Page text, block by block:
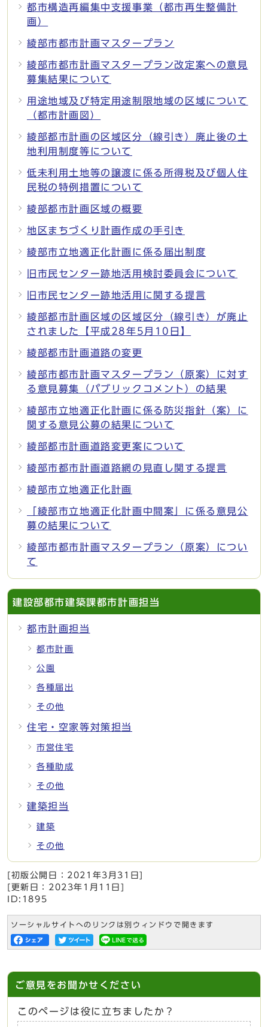
都市構造再編集中支援事業（都市再生整備計
画）
綾部市都市計画マスタープラン
綾部市都市計画マスタープラン改定案への意見
募集結果について
用途地域及び特定用途制限地域の区域について
（都市計画図）
綾部都市計画の区域区分（線引き）廃止後の土
地利用制度等について
低未利用土地等の譲渡に係る所得税及び個人住
民税の特例措置について
綾部都市計画区域の概要
地区まちづくり計画作成の手引き
綾部市立地適正化計画に係る届出制度
旧市民センター跡地活用検討委員会について
旧市民センター跡地活用に関する提言
綾部都市計画区域の区域区分（線引き）が廃止
されました【平成28年5月10日】
綾部都市計画道路の変更
綾部市都市計画マスタープラン（原案）に対す
る意見募集（パブリックコメント）の結果
綾部市立地適正化計画に係る防災指針（案）に
関する意見公募の結果について
綾部都市計画道路変更案について
綾部市都市計画道路網の見直し関する提言
綾部市立地適正化計画
「綾部市立地適正化計画中間案」に係る意見公
募の結果について
綾部市都市計画マスタープラン（原案）につい
て
建設部都市建築課都市計画担当
都市計画担当
都市計画
公園
各種届出
その他
住宅・空家等対策担当
市営住宅
各種助成
その他
建築担当
建築
その他
[初版公開日： 2021年3月31日]
[更新日： 2023年1月11日 ]
ID:1895
ソーシャルサイトへのリンクは別ウィンドウで開きます
ご意見をお聞かせください
このページは役に立ちましたか？